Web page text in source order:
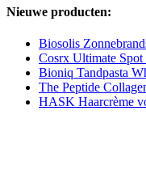
Nieuwe producten:
Biosolis
Cosrx Ultimate Spot
Bioniq Tandpasta
The Peptide
HASK Haarcrème